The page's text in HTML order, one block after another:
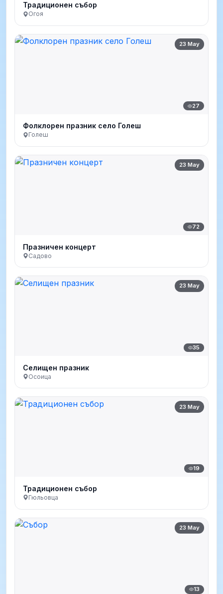
Традиционен събор
Огоя
23 May
27
Фолклорен празник село Голеш
Голеш
23 May
72
Празничен концерт
Садово
23 May
35
Селищен празник
Осоица
23 May
19
Традиционен събор
Гюльовца
23 May
13